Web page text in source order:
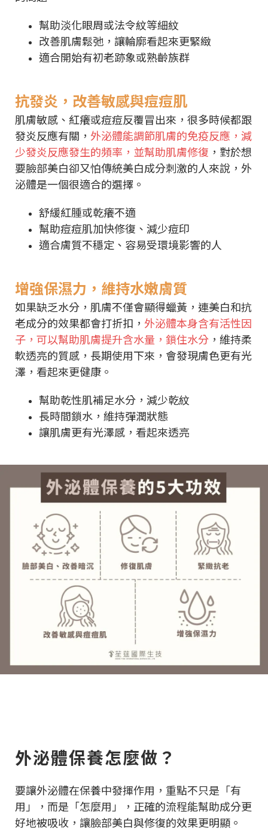
幫助淡化眼周或法令紋等細紋
改善肌膚鬆弛，讓輪廓看起來更緊緻
適合開始有初老跡象或熟齡族群
抗發炎，改善敏感與痘痘肌
肌膚敏感、紅癢或痘痘反覆冒出來，很多時候都跟
發炎反應有關， 外泌體能調節肌膚的免疫反應，減
少發炎反應發生的頻率，並幫助肌膚修復 ，對於想
要臉部美白卻又怕傳統美白成分刺激的人來說，外
泌體是一個很適合的選擇。
舒緩紅腫或乾癢不適
幫助痘痘肌加快修復、減少痘印
適合膚質不穩定、容易受環境影響的人
增強保濕力，維持水嫩膚質
如果缺乏水分，肌膚不僅會顯得蠟黃，連美白和抗
老成分的效果都會打折扣， 外泌體本身含有活性因
子，可以幫助肌膚提升含水量，鎖住水分 ，維持柔
軟透亮的質感，長期使用下來，會發現膚色更有光
澤，看起來更健康。
幫助乾性肌補足水分，減少乾紋
長時間鎖水，維持彈潤狀態
讓肌膚更有光澤感，看起來透亮
外泌體保養怎麼做？
要讓外泌體在保養中發揮作用，重點不只是「有
用」，而是「怎麼用」，正確的流程能幫助成分更
好地被吸收，讓臉部美白與修復的效果更明顯。